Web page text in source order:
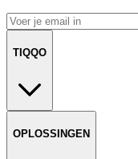
TIQQO
OPLOSSINGEN